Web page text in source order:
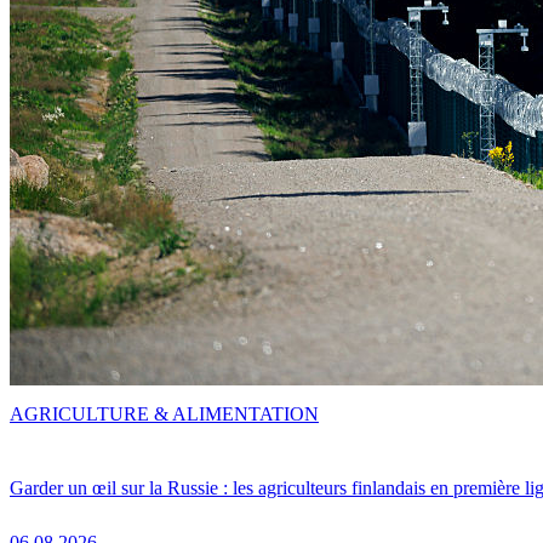
Garder un œil sur la Russie : les agriculteurs finlandais en première
AGRICULTURE & ALIMENTATION